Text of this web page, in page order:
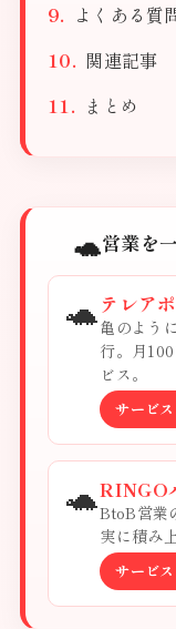
よくある質
関連記事
まとめ
🐢営業を
🐢 テレア
亀のよう
行。月
ビス。
サービ
🐢RINGO
BtoB営業
実に積み
サービ